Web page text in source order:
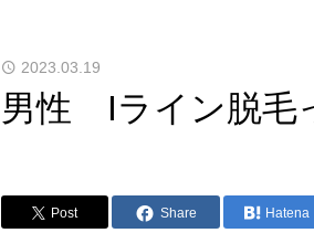
2023.03.19
男性 Iライン脱毛
Post Share Hatena